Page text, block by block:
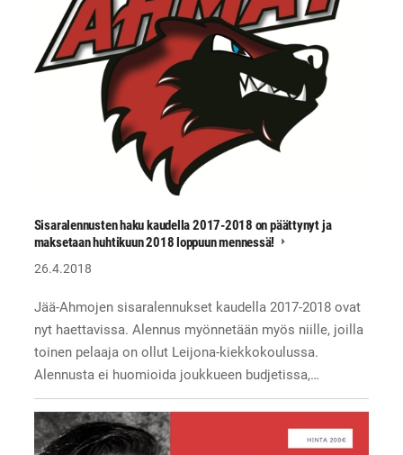
Sisaralennusten haku kaudella 2017-2018 on päättynyt ja
maksetaan huhtikuun 2018 loppuun mennessä!
26.4.2018
Jää-Ahmojen sisaralennukset kaudella 2017-2018 ovat
nyt haettavissa. Alennus myönnetään myös niille, joilla
toinen pelaaja on ollut Leijona-kiekkokoulussa.
Alennusta ei huomioida joukkueen budjetissa,…